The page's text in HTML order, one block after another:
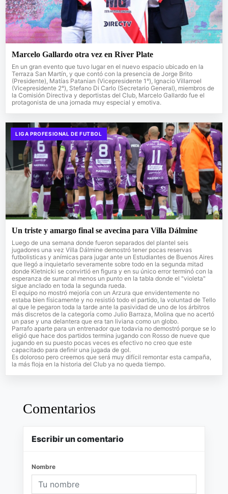
Marcelo Gallardo otra vez en River Plate
En un gran evento que tuvo lugar en el nuevo espacio ubicado en la
Terraza San Martín, y que contó con la presencia de Jorge Brito
(Presidente), Matías Patanian (Vicepresidente 1°), Ignacio Villarroel
(Vicepresidente 2°), Stefano Di Carlo (Secretario General), miembros de
la Comisión Directiva y deportistas del Club, Marcelo Gallardo fue el
protagonista de una jornada muy especial y emotiva.
LIGA PROFESIONAL DE FUTBOL
Un triste y amargo final se avecina para Villa Dálmine
Luego de una semana donde fueron separados del plantel seis
jugadores una vez Villa Dálmine demostró tener pocas reservas
futbolisticas y anímicas para jugar ante un Estudiantes de Buenos Aires
que llegó a inquietarlo severamente sobre todo en la segunda mitad
donde Kletnicki se convirtió en figura y en su único error terminó con la
esperanza de sumar al menos un punto en la tabla donde el "violeta"
sigue anclado en toda la segunda rueda.
El equipo no mostró mejoría con un Arzura que envidentemente no
estaba bien físicamente y no resistió todo el partido, la voluntad de Tello
al que le pegaron toda la tarde ante la pasividad de uno de los árbitros
más discretos de la categoría como Julio Barraza, Molina que no acertó
un pase y una delantera que era tan liviana como un globo.
Parrafo aparte para un entrenador que todavia no demostró porque se lo
eligió que hace dos partidos termina jugando con Rosso de nueve que
jugando en su puesto pocas veces es efectivo no creo que este
capacitado para definir una jugada de gol.
Es doloroso pero creemos que será muy difícil remontar esta campaña,
la más floja en la historia del Club ya no queda tiempo.
Comentarios
Escribir un comentario
Nombre